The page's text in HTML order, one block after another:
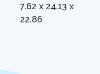
7.62 x 24.13 x
22.86